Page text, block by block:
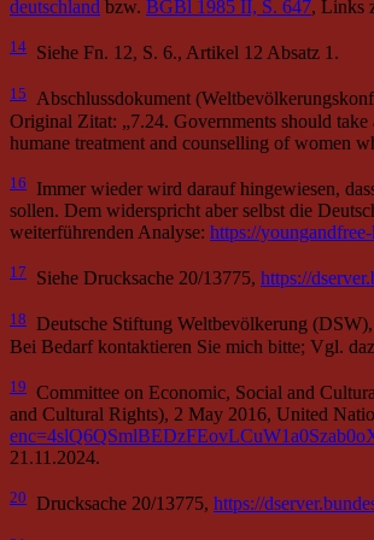
deutschland bzw. BGBl 1985 II, S. 647, Links
14 Siehe Fn. 12, S. 6., Artikel 12 Absatz 1.
15 Abschlussdokument
Original Zitat: „7.24. Governments should
humane treatment and counselling of women
16 Immer wieder wird darauf hingewiesen,
sollen. Dem widerspricht aber selbst die
weiterführenden Analyse: https://
17 Siehe Drucksache 20/13775, https://
18 Deutsche Stiftung Weltbevölkerung
Bei Bedarf kontaktieren Sie mich bitte; Vgl.
19 Committee on Economic, Social and
and Cultural Rights), 2 May 2016, United
21.11.2024.
20 Drucksache 20/13775, https://